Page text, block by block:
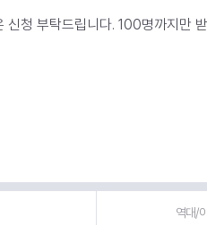
신청 부탁드립니다. 100명까지만
역대/